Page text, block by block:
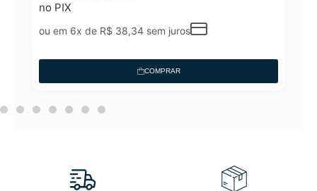
no PIX
ou em 6x de R$ 38,34 sem juros
COMPRAR